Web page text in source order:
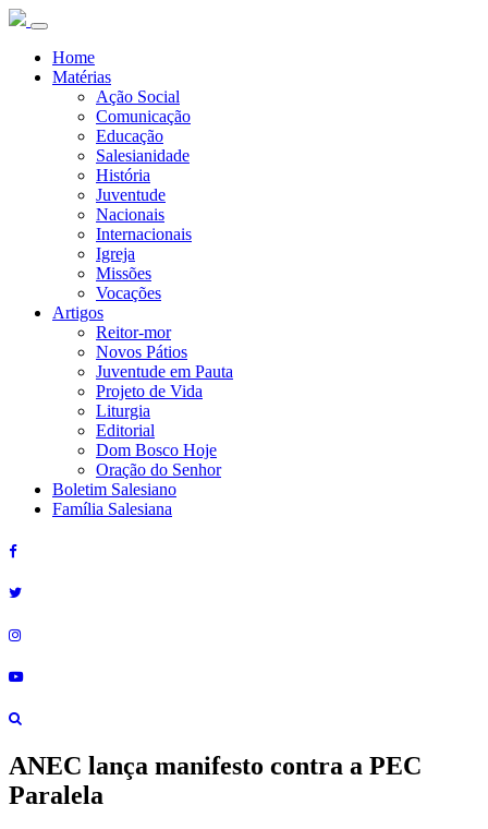
Home
Matérias
Ação Social
Comunicação
Educação
Salesianidade
História
Juventude
Nacionais
Internacionais
Igreja
Missões
Vocações
Artigos
Reitor-mor
Novos Pátios
Juventude em Pauta
Projeto de Vida
Liturgia
Editorial
Dom Bosco Hoje
Oração do Senhor
Boletim Salesiano
Família Salesiana
ANEC lança manifesto contra a PEC
Paralela